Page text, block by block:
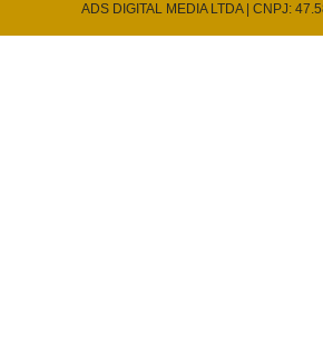
ADS DIGITAL MEDIA LTDA | CNPJ: